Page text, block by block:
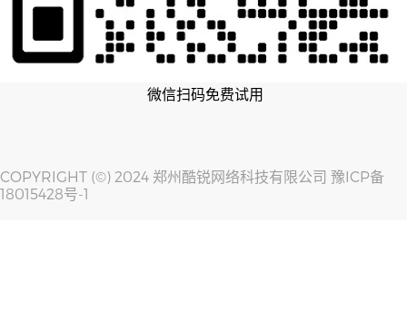
微信扫码免费试用
COPYRIGHT (©) 2024 郑州酷锐网络科技有限公司 豫ICP备
18015428号-1